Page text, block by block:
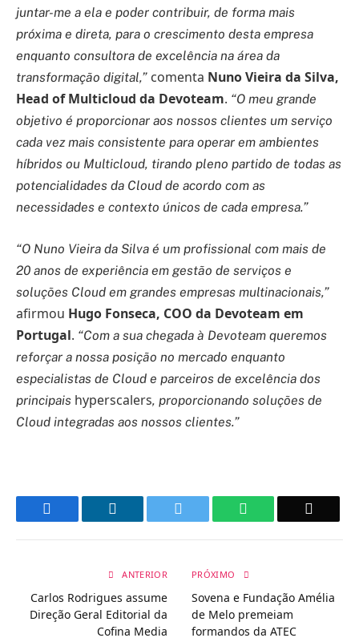
juntar-me a ela e poder contribuir, de forma mais
próxima e direta, para o crescimento desta empresa
enquanto consultora de excelência na área da
transformação digital,” comenta Nuno Vieira da Silva,
Head of Multicloud da Devoteam. “O meu grande
objetivo é proporcionar aos nossos clientes um serviço
cada vez mais consistente para operar em ambientes
híbridos ou Multicloud, tirando pleno partido de todas as
potencialidades da Cloud de acordo com as
necessidades e contexto únicos de cada empresa.”
“O Nuno Vieira da Silva é um profissional com mais de
20 anos de experiência em gestão de serviços e
soluções Cloud em grandes empresas multinacionais,”
afirmou Hugo Fonseca, COO da Devoteam em
Portugal. “Com a sua chegada à Devoteam queremos
reforçar a nossa posição no mercado enquanto
especialistas de Cloud e parceiros de excelência dos
principais hyperscalers, proporcionando soluções de
Cloud integradas aos nossos clientes.”
WhatsApp
ANTERIOR
Carlos Rodrigues assume
Direção Geral Editorial da
Cofina Media
PRÓXIMO
Sovena e Fundação Amélia
de Melo premeiam
formandos da ATEC